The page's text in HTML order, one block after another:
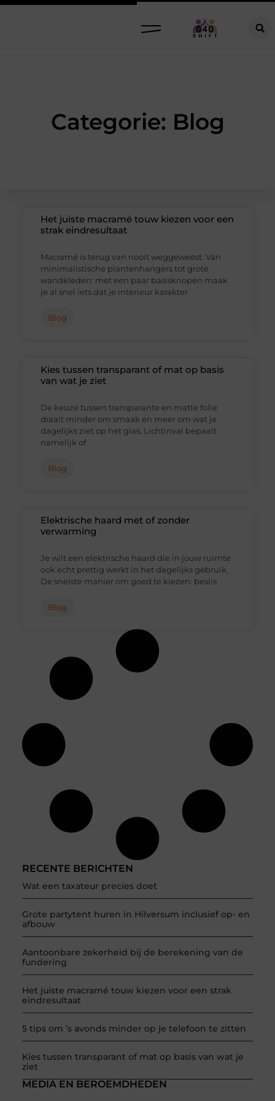
Categorie: Blog
RECENTE BERICHTEN
Wat een taxateur precies doet
Grote partytent huren in Hilversum inclusief op- en
afbouw
Aantoonbare zekerheid bij de berekening van de
fundering
Het juiste macramé touw kiezen voor een strak
eindresultaat
5 tips om ’s avonds minder op je telefoon te zitten
Kies tussen transparant of mat op basis van wat je
ziet
MEDIA EN BEROEMDHEDEN
Het juiste macramé touw kiezen voor een
strak eindresultaat
Macramé is terug van nooit weggeweest. Van
minimalistische plantenhangers tot grote
wandkleden: met een paar basisknopen maak
je al snel iets dat je interieur karakter
Blog
Kies tussen transparant of mat op basis
van wat je ziet
De keuze tussen transparante en matte folie
draait minder om smaak en meer om wat je
dagelijks ziet op het glas. Lichtinval bepaalt
namelijk of
Blog
Elektrische haard met of zonder
verwarming
Je wilt een elektrische haard die in jouw ruimte
ook echt prettig werkt in het dagelijks gebruik.
De snelste manier om goed te kiezen: beslis
Blog